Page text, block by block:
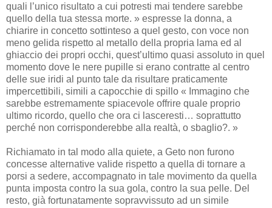
quali l’unico risultato a cui potresti mai tendere sarebbe
quello della tua stessa morte. » espresse la donna, a
chiarire in concetto sottinteso a quel gesto, con voce non
meno gelida rispetto al metallo della propria lama ed al
ghiaccio dei propri occhi, quest’ultimo quasi assoluto in quel
momento dove le nere pupille si erano contratte al centro
delle sue iridi al punto tale da risultare praticamente
impercettibili, simili a capocchie di spillo « Immagino che
sarebbe estremamente spiacevole offrire quale proprio
ultimo ricordo, quello che ora ci lasceresti… soprattutto
perché non corrisponderebbe alla realtà, o sbaglio?. »
Richiamato in tal modo alla quiete, a Geto non furono
concesse alternative valide rispetto a quella di tornare a
porsi a sedere, accompagnato in tale movimento da quella
punta imposta contro la sua gola, contro la sua pelle. Del
resto, già fortunatamente sopravvissuto ad un simile